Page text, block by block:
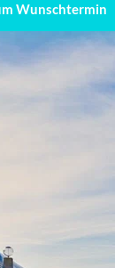
Wunschtermin